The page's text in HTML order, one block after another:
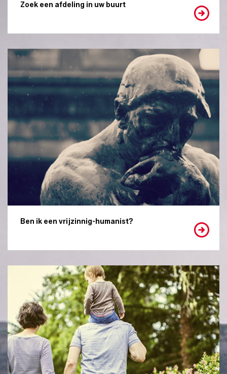
Zoek een afdeling in uw buurt
Ben ik een vrijzinnig-humanist?